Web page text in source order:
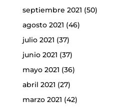
septiembre 2021 (50)
agosto 2021 (46)
julio 2021 (37)
junio 2021 (37)
mayo 2021 (36)
abril 2021 (27)
marzo 2021 (42)